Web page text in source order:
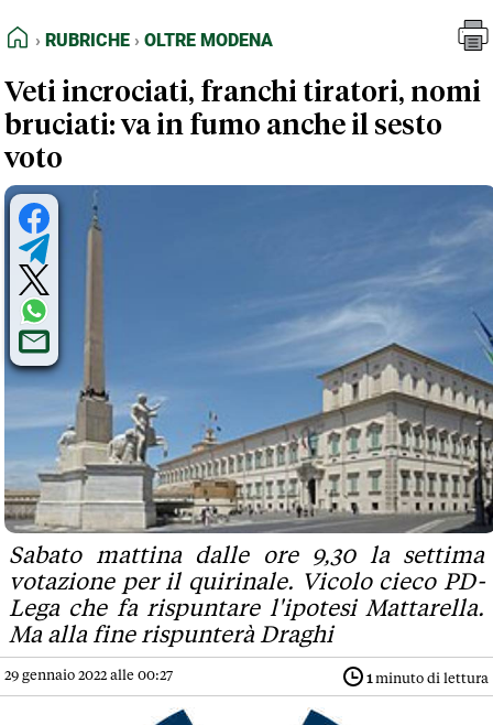
FEED RSS
NORMATIVE DEONTOLOGICHE
TERMINI e CONDIZIONI
Rubriche
Oltre Modena
HOME
RUBRICHE OLTRE MODENA
Veti incrociati, franchi tiratori, nomi
bruciati: va in fumo anche il sesto
voto
Sabato mattina dalle ore 9,30 la settima
votazione per il quirinale. Vicolo cieco PD-
Lega che fa rispuntare l'ipotesi Mattarella.
Ma alla fine rispunterà Draghi
29 gennaio 2022 alle 00:27 1 minuto di lettura